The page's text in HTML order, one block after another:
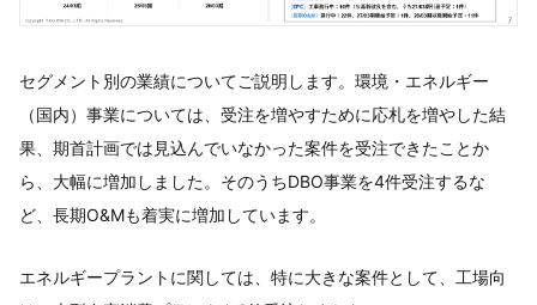
セグメント別の業績についてご説明します。環境・エネルギー
（国内）事業については、受注を増やすために応札を増やした結
果、期首計画では見込んでいなかった案件を受注できたことか
ら、大幅に増加しました。そのうちDBO事業を4件受注するな
ど、長期O&Mも着実に増加しています。
エネルギープラントに関しては、特に大きな案件として、工場向